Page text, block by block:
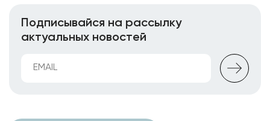
Подписывайся на рассылку
актуальных новостей